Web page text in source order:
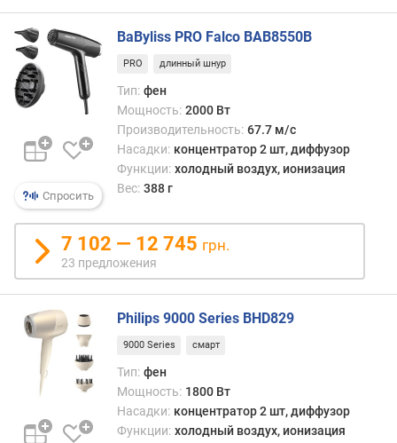
и
н
а
л
т
и
ы
(
м
д
л
и
н
а
л
а
Спросить
BaByliss PRO Falco BAB8550B
PRO длинный шнур
Тип: фен
Мощность: 2000 Вт
Производительность: 67.7 м/с
Насадки: концентратор 2 шт, диффузор
Функции: холодный воздух, ионизация
Вес: 388 г
7 102 — 12 745 грн.
23 предложения
Philips 9000 Series BHD829
9000 Series смарт
Тип: фен
Мощность: 1800 Вт
Насадки: концентратор 2 шт, диффузор
Функции: холодный воздух, ионизация